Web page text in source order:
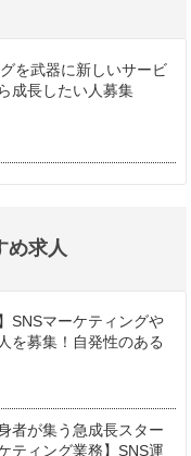
を武器に新しいサービ
成長したい人募集
め求人
SNSマーケティングや
を募集！自発性のある
者が集う急成長スター
ティング業務】SNS運